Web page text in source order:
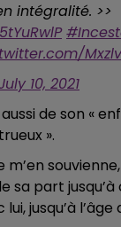
intégralité. >>
10, 2021
de son «
».
m’en
sa part
jusqu’à l’âge